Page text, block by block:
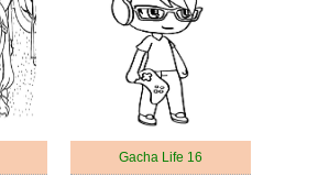
Gacha Life 16